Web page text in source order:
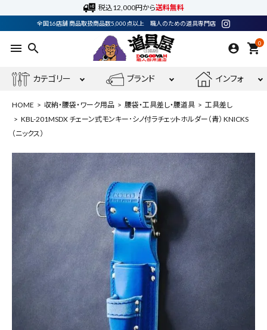
税込12,000円から送料無料
全国16店舗 商品取扱商品数5,000点以上 職人のための道具専門店
menu search 0
shopping_cart
カテゴリー ブランド インフォ
ACCOUNT MENU
ようこそ ゲスト 様
person 会員登録
最近閲覧した商品
HOME 収納・腰袋・ワーク用品 腰袋・工具差し・腰道具
工具差し
KBL-201MSDX チェーン式モンキー･シノ付ラチェットホルダー（青） KNICKS
（ニックス）